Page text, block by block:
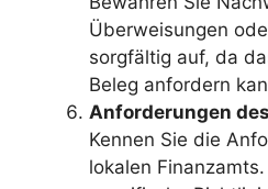
Überweisungen
sorgfältig auf, da
Beleg anfordern
Anforderungen
Kennen Sie die
lokalen